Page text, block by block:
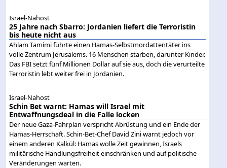
Israel-Nahost
25 Jahre nach Sbarro: Jordanien liefert die Terroristin
bis heute nicht aus
Ahlam Tamimi führte einen Hamas-Selbstmordattentäter ins
volle Zentrum Jerusalems. 16 Menschen starben, darunter Kinder.
Das FBI setzt fünf Millionen Dollar auf sie aus, doch die verurteilte
Terroristin lebt weiter frei in Jordanien.
Israel-Nahost
Schin Bet warnt: Hamas will Israel mit
Entwaffnungsdeal in die Falle locken
Der neue Gaza-Fahrplan verspricht Abrüstung und ein Ende der
Hamas-Herrschaft. Schin-Bet-Chef David Zini warnt jedoch vor
einem anderen Kalkül: Hamas wolle Zeit gewinnen, Israels
militärische Handlungsfreiheit einschränken und auf politische
Veränderungen warten.